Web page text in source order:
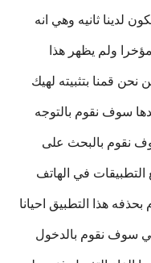
لدينا ثانيه وهي انه
ولم يظهر هذا
نحن قمنا بتثبيته لهيك
سوف نقوم بالتوجه
نقوم بالبحث على
التطبيقات في الهاتف
هذا التطبيق احيانا
سوف نقوم بالدخول